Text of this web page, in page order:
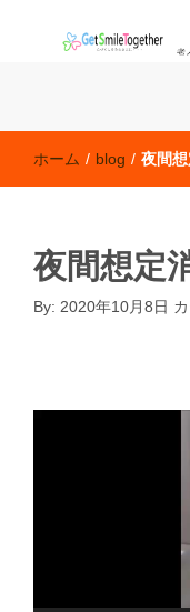
ホーム / blog / 夜間
夜間想定
By: 2020年10月8日